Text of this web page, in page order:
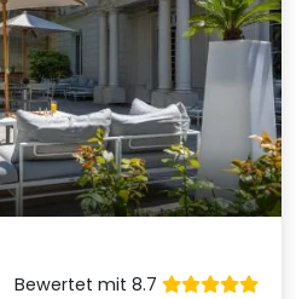
Bewertet mit 8.7